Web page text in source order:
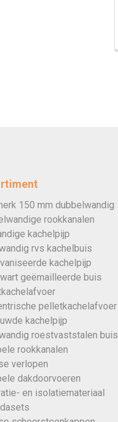
150 mm dubbelwandig
rookkanalen
kachelpijp
rvs kachelbuis
kachelpijp
geëmailleerde buis
pelletkachelafvoer
kachelpijp
roestvaststalen buis
rookkanalen
verlopen
dakdoorvoeren
en isolatiemateriaal